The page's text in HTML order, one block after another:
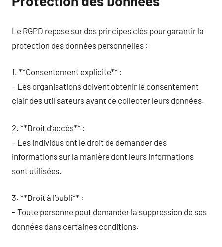
Le RGPD repose sur des principes clés pour garantir la
protection des données personnelles :
1. **Consentement explicite** :
– Les organisations doivent obtenir le consentement
clair des utilisateurs avant de collecter leurs données.
2. **Droit d’accès** :
– Les individus ont le droit de demander des
informations sur la manière dont leurs informations
sont utilisées.
3. **Droit à l’oubli** :
– Toute personne peut demander la suppression de ses
données dans certaines conditions.